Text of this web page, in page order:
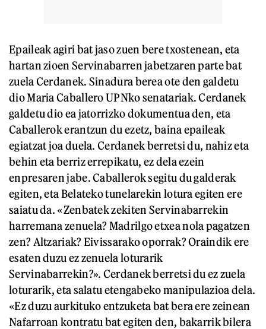
Epaileak agiri bat jaso zuen bere txostenean, eta
hartan zioen Servinabarren jabetzaren parte bat
zuela Cerdanek. Sinadura berea ote den galdetu
dio Maria Caballero UPNko senatariak. Cerdanek
galdetu dio ea jatorrizko dokumentua den, eta
Caballerok erantzun du ezetz, baina epaileak
egiatzat joa duela. Cerdanek berretsi du, nahiz eta
behin eta berriz errepikatu, ez dela ezein
enpresaren jabe. Caballerok segitu du galderak
egiten, eta Belateko tunelarekin lotura egiten ere
saiatu da. «Zenbatek zekiten Servinabarrekin
harremana zenuela? Madrilgo etxea nola pagatzen
zen? Altzariak? Eivissarako oporrak? Oraindik ere
esaten duzu ez zenuela loturarik
Servinabarrekin?». Cerdanek berretsi du ez zuela
loturarik, eta salatu etengabeko manipulazioa dela.
«Ez duzu aurkituko entzuketa bat bera ere zeinean
Nafarroan kontratu bat egiten den, bakarrik bilera